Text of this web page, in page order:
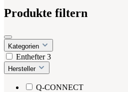
Produkte filtern
Kategorien
Enthefter3
Hersteller
Q-CONNECT